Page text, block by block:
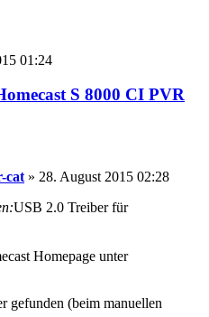
01:24
S 8000 CI PVR
cat » 28. August 2015 02:28
USB 2.0 Treiber für
Homepage unter
gefunden (beim manuellen